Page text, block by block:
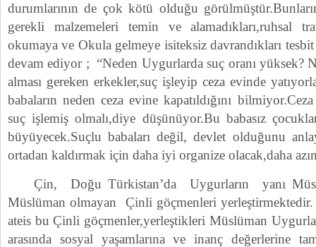
durumlarının de çok kötü olduğu
gerekli malzemeleri temin ve alamadıkları,ruhsal
okumaya ve Okula gelmeye isiteksiz davrandıkları
devam ediyor ; “Neden Uygurlarda suç oranı yüksek?
alması gereken erkekler,suç işleyip ceza evinde
babaların neden ceza evine kapatıldığını
suç işlemiş olmalı,diye düşünüyor.Bu babasız
büyüyecek.Suçlu babaları değil, devlet olduğunu
ortadan kaldırmak için daha iyi organize olacak,daha
Çin, Doğu Türkistan’da Uygurların yanı
Müslüman olmayan Çinli göçmenleri
ateis bu Çinli göçmenler,yerleştikleri Müslüman
arasında sosyal yaşamlarına ve inanç değerlerine